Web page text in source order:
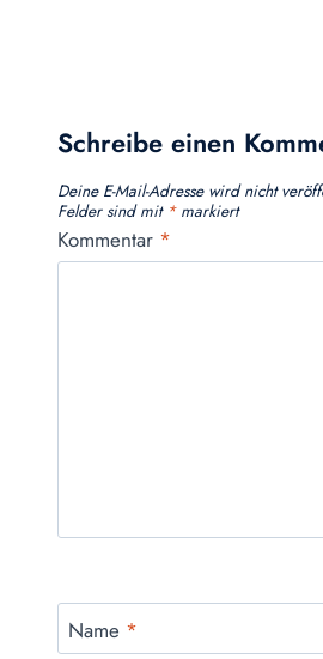
Schreibe einen
Deine E-Mail-Adresse wird nicht
Felder sind mit *markiert
Kommentar *
Name *